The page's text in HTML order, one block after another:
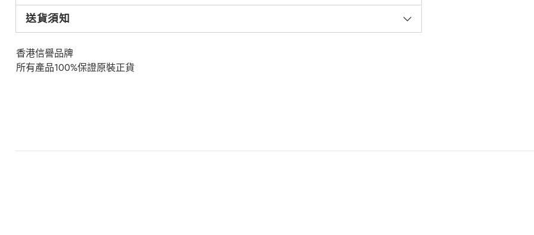
送貨須知
香港信譽品牌
所有產品100%保證原裝正貨